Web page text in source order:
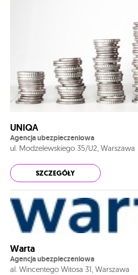
UNIQA
Agencja ubezpieczeniowa
ul. Modzelewskiego 35/U2, Warszawa
SZCZEGÓŁY
Warta
Agencja ubezpieczeniowa
al. Wincentego Witosa 31, Warszawa